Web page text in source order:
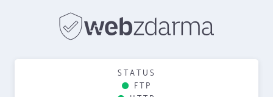
STATUS
FTP